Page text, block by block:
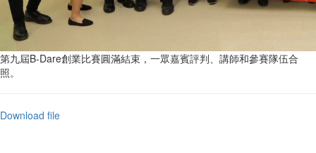
第九屆B-Dare創業比賽圓滿結束，一眾嘉賓評判、講師和參賽隊伍合
照。
Download file